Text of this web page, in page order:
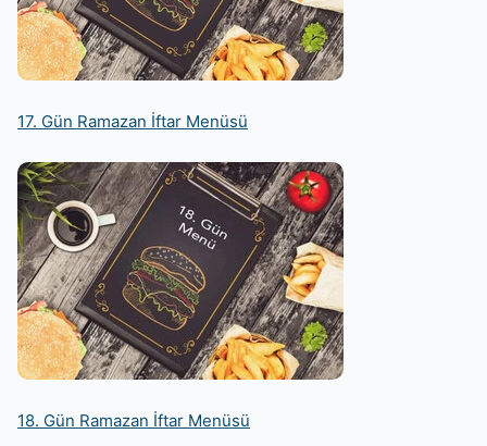
17. Gün Ramazan İftar Menüsü
18. Gün Ramazan İftar Menüsü